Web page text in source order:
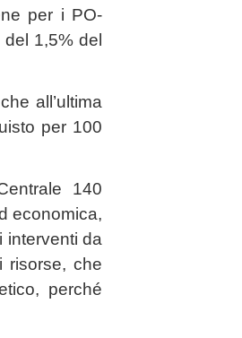
per i PO-
1,5% del
all’ultima
per 100
140
economica,
interventi da
risorse, che
perché